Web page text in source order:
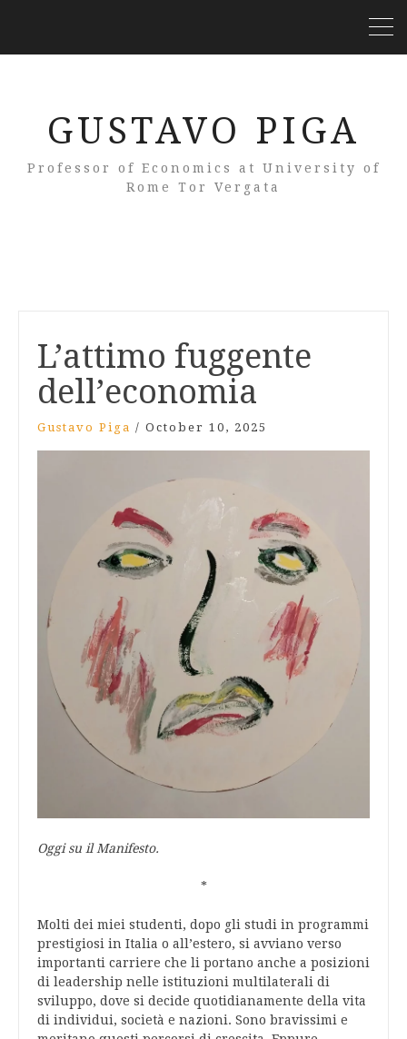
GUSTAVO PIGA
Professor of Economics at University of
Rome Tor Vergata
L’attimo fuggente
dell’economia
Gustavo Piga / October 10, 2025
Oggi su il Manifesto.
*
Molti dei miei studenti, dopo gli studi in programmi
prestigiosi in Italia o all’estero, si avviano verso
importanti carriere che li portano anche a posizioni
di leadership nelle istituzioni multilaterali di
sviluppo, dove si decide quotidianamente della vita
di individui, società e nazioni. Sono bravissimi e